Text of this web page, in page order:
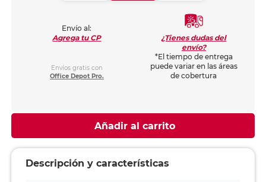
Envío al:
Agrega tu CP
Envíos gratis con
Office Depot Pro.
¿Tienes dudas del
envío?
*El tiempo de entrega
puede variar en las áreas
de cobertura
Añadir al carrito
Descripción y características